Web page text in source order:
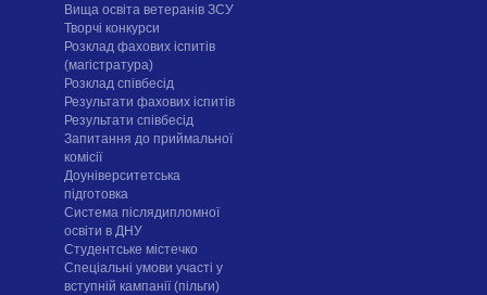
Вища освіта ветеранів ЗСУ
Творчі конкурси
Розклад фахових іспитів
(магістратура)
Розклад співбесід
Результати фахових іспитів
Результати співбесід
Запитання до приймальної
комісії
Доуніверситетська
підготовка
Система післядипломної
освіти в ДНУ
Cтудентське містечко
Спеціальні умови участі у
вступній кампанії (пільги)